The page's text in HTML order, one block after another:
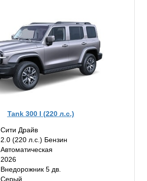
Tank 300 I (220 л.с.)
Сити Драйв
2.0 (220 л.с.) Бензин
Автоматическая
2026
Внедорожник 5 дв.
Серый